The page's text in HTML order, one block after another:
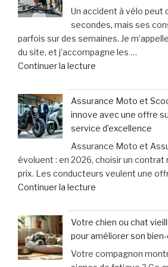
dommages
corporels »
bave
excessivement
et
titube
que
15
minutes
Un accident à vélo peut
secondes, mais ses
parfois sur des semaines. Je
du site, et j’accompagne les …
Continuer la lecture
:
découvrez
les
erreurs
fréquentes
à
éviter
Assurance Moto et
innove avec une offre
service d’excellence
Assurance Moto et
évoluent : en 2026, choisir un contrat
prix. Les conducteurs veulent une
Continuer la lecture
Moto
et
Scooter
:
Votre chien ou chat
pour améliorer son
Votre compagnon